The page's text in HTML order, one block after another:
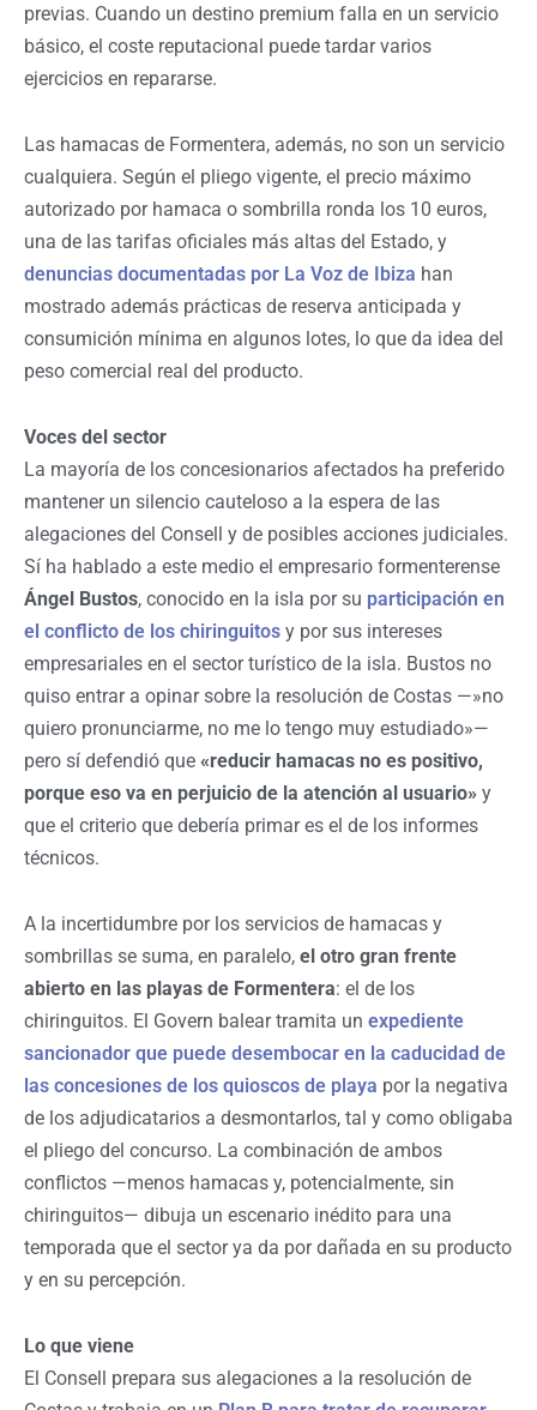
previas. Cuando un destino premium falla en un servicio
básico, el coste reputacional puede tardar varios
ejercicios en repararse.
Las hamacas de Formentera, además, no son un servicio
cualquiera. Según el pliego vigente, el precio máximo
autorizado por hamaca o sombrilla ronda los 10 euros,
una de las tarifas oficiales más altas del Estado, y
denuncias documentadas por La Voz de Ibiza han
mostrado además prácticas de reserva anticipada y
consumición mínima en algunos lotes, lo que da idea del
peso comercial real del producto.
Voces del sector
La mayoría de los concesionarios afectados ha preferido
mantener un silencio cauteloso a la espera de las
alegaciones del Consell y de posibles acciones judiciales.
Sí ha hablado a este medio el empresario formenterense
Ángel Bustos, conocido en la isla por su participación en
el conflicto de los chiringuitos y por sus intereses
empresariales en el sector turístico de la isla. Bustos no
quiso entrar a opinar sobre la resolución de Costas —»no
quiero pronunciarme, no me lo tengo muy estudiado»—
pero sí defendió que «reducir hamacas no es positivo,
porque eso va en perjuicio de la atención al usuario» y
que el criterio que debería primar es el de los informes
técnicos.
A la incertidumbre por los servicios de hamacas y
sombrillas se suma, en paralelo, el otro gran frente
abierto en las playas de Formentera: el de los
chiringuitos. El Govern balear tramita un expediente
sancionador que puede desembocar en la caducidad de
las concesiones de los quioscos de playa por la negativa
de los adjudicatarios a desmontarlos, tal y como obligaba
el pliego del concurso. La combinación de ambos
conflictos —menos hamacas y, potencialmente, sin
chiringuitos— dibuja un escenario inédito para una
temporada que el sector ya da por dañada en su producto
y en su percepción.
Lo que viene
El Consell prepara sus alegaciones a la resolución de